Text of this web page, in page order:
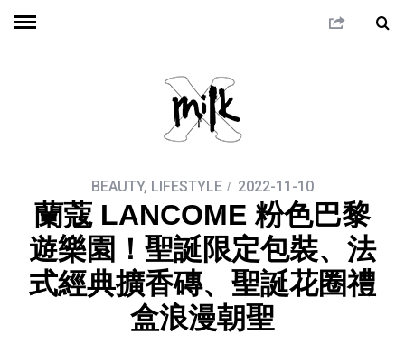
BEAUTY, LIFESTYLE 2022-11-10
蘭蔻 LANCOME 粉色巴黎
遊樂園！聖誕限定包裝、法
式經典擴香磚、聖誕花圈禮
盒浪漫朝聖